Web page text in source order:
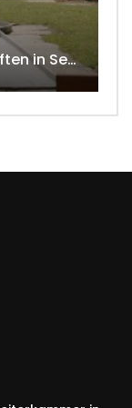
Minigolf Staatsmeisterschaften in Seefeld-Kadolz w4tv174